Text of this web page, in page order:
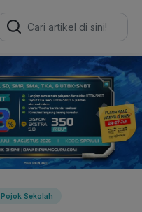
Search
for:
Pojok Sekolah